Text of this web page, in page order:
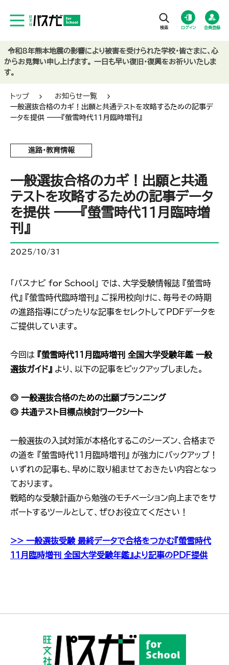
ログイン 会員登録
トップ
お知らせ一覧
一般選抜合格のカギ！出願と共通テストを攻略するための記事デ
ータを提供 ――『螢雪時代11月臨時増刊』
進路・教育情報
一般選抜合格のカギ！出願と共通
テストを攻略するための記事データ
を提供 ――『螢雪時代11月臨時増
刊』
2025/10/31
「パスナビ for School」 では、大学受験情報誌 『螢雪時
代』 『螢雪時代臨時増刊』 ご採用校向けに、毎号その時期
の進路指導にぴったりな記事をセレクトしてPDFデータを
ご提供しています。
今回は 『螢雪時代11月臨時増刊 全国大学受験年鑑 一般
選抜ガイド』 より、以下の記事をピックアップしました。
◎ 一般選抜合格のための出願プランニング
◎ 共通テスト目標点検討ワークシート
一般選抜の入試対策が本格化するこのシーズン、合格まで
の道を 『螢雪時代11月臨時増刊』 が強力にバックアップ！
いずれの記事も、早めに取り組ませておきたい内容となっ
ております。
戦略的な受験計画から勉強のモチベーション向上までをサ
ポートするツールとして、ぜひお役立てください！
>> 一般選抜受験 最終データで合格をつかむ『螢雪時代
11月臨時増刊 全国大学受験年鑑』より記事のPDF提供
令和8年熊本地震の影響により被害を受けられた学校・皆さまに、心
からお見舞い申し上げます。 一日も早い復旧・復興をお祈りいたしま
す。